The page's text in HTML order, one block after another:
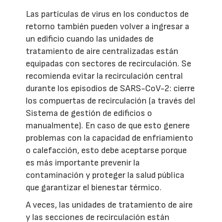
Las partículas de virus en los conductos de
retorno también pueden volver a ingresar a
un edificio cuando las unidades de
tratamiento de aire centralizadas están
equipadas con sectores de recirculación. Se
recomienda evitar la recirculación central
durante los episodios de SARS-CoV-2: cierre
los compuertas de recirculación (a través del
Sistema de gestión de edificios o
manualmente). En caso de que esto genere
problemas con la capacidad de enfriamiento
o calefacción, esto debe aceptarse porque
es más importante prevenir la
contaminación y proteger la salud pública
que garantizar el bienestar térmico.
A veces, las unidades de tratamiento de aire
y las secciones de recirculación están